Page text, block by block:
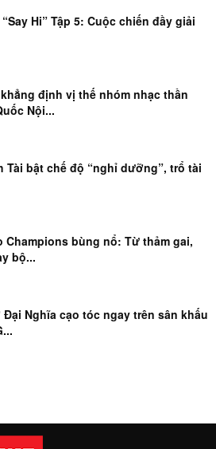
Hi” Tập 5: Cuộc chiến đầy giải
khẳng định vị thế nhóm nhạc thần
Nội...
Tài bật chế độ “nghỉ dưỡng”, trổ tài
Champions bùng nổ: Từ thảm gai,
bộ...
Đại Nghĩa cạo tóc ngay trên sân khấu